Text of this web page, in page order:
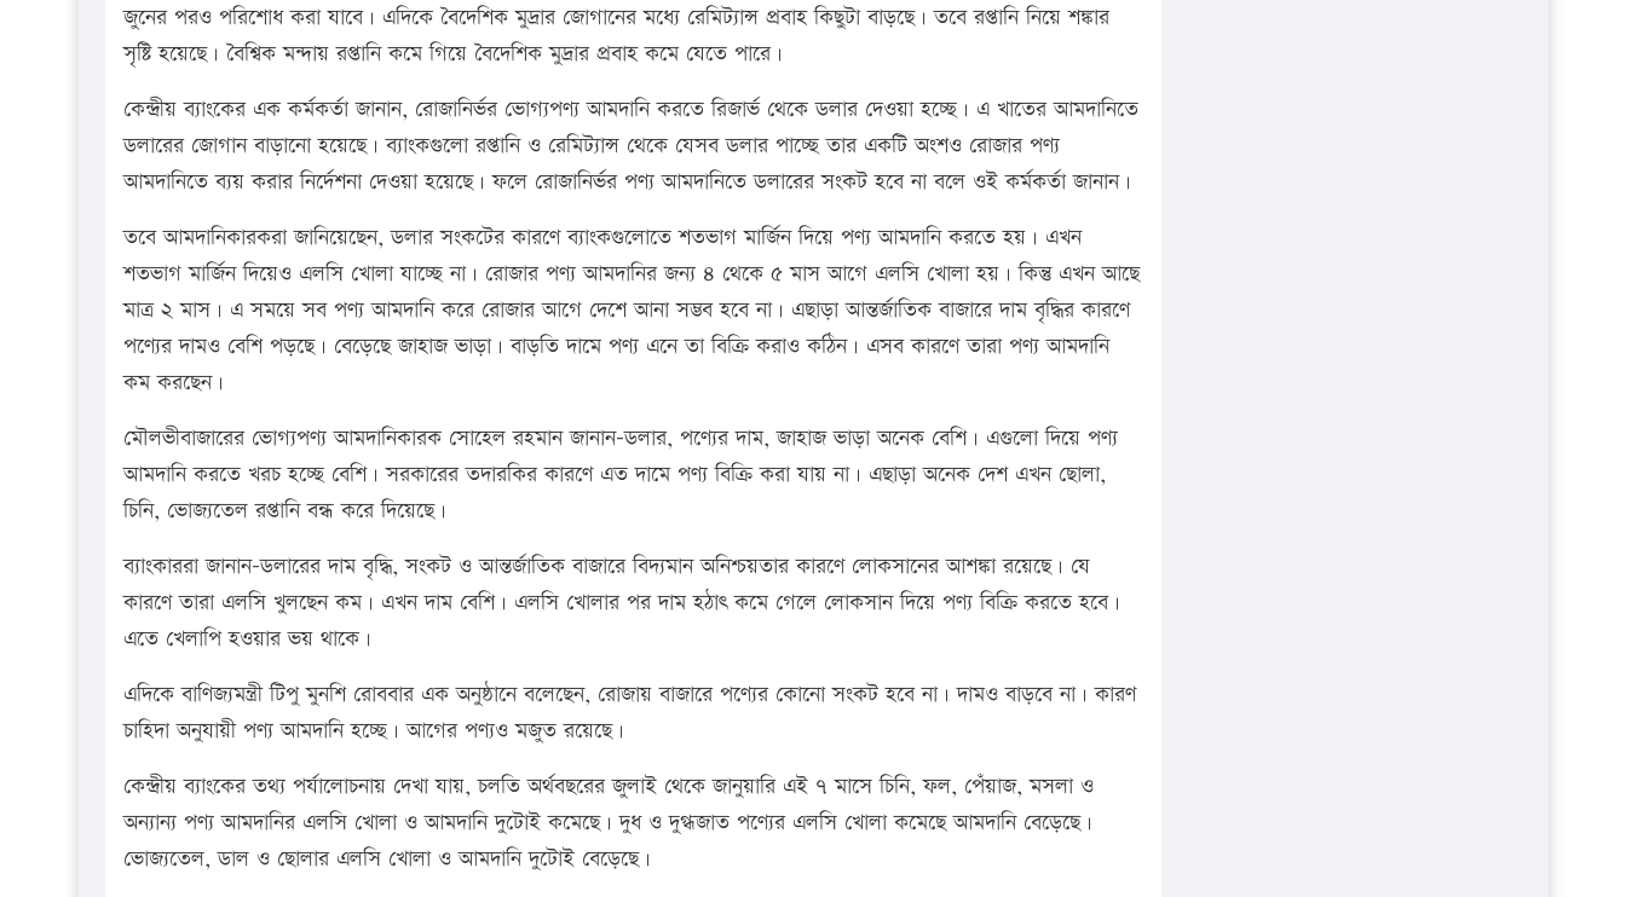
জুনের পরও পরিশোধ করা যাবে। এদিকে বৈদেশিক মুদ্রার জোগানের মধ্যে রেমিট্যান্স প্রবাহ কিছুটা বাড়ছে। তবে রপ্তানি নিয়ে শঙ্কার
সৃষ্টি হয়েছে। বৈশ্বিক মন্দায় রপ্তানি কমে গিয়ে বৈদেশিক মুদ্রার প্রবাহ কমে যেতে পারে।
কেন্দ্রীয় ব্যাংকের এক কর্মকর্তা জানান, রোজানির্ভর ভোগ্যপণ্য আমদানি করতে রিজার্ভ থেকে ডলার দেওয়া হচ্ছে। এ খাতের আমদানিতে
ডলারের জোগান বাড়ানো হয়েছে। ব্যাংকগুলো রপ্তানি ও রেমিট্যান্স থেকে যেসব ডলার পাচ্ছে তার একটি অংশও রোজার পণ্য
আমদানিতে ব্যয় করার নির্দেশনা দেওয়া হয়েছে। ফলে রোজানির্ভর পণ্য আমদানিতে ডলারের সংকট হবে না বলে ওই কর্মকর্তা জানান।
তবে আমদানিকারকরা জানিয়েছেন, ডলার সংকটের কারণে ব্যাংকগুলোতে শতভাগ মার্জিন দিয়ে পণ্য আমদানি করতে হয়। এখন
শতভাগ মার্জিন দিয়েও এলসি খোলা যাচ্ছে না। রোজার পণ্য আমদানির জন্য ৪ থেকে ৫ মাস আগে এলসি খোলা হয়। কিন্তু এখন আছে
মাত্র ২ মাস। এ সময়ে সব পণ্য আমদানি করে রোজার আগে দেশে আনা সম্ভব হবে না। এছাড়া আন্তর্জাতিক বাজারে দাম বৃদ্ধির কারণে
পণ্যের দামও বেশি পড়ছে। বেড়েছে জাহাজ ভাড়া। বাড়তি দামে পণ্য এনে তা বিক্রি করাও কঠিন। এসব কারণে তারা পণ্য আমদানি
কম করছেন।
মৌলভীবাজারের ভোগ্যপণ্য আমদানিকারক সোহেল রহমান জানান-ডলার, পণ্যের দাম, জাহাজ ভাড়া অনেক বেশি। এগুলো দিয়ে পণ্য
আমদানি করতে খরচ হচ্ছে বেশি। সরকারের তদারকির কারণে এত দামে পণ্য বিক্রি করা যায় না। এছাড়া অনেক দেশ এখন ছোলা,
চিনি, ভোজ্যতেল রপ্তানি বন্ধ করে দিয়েছে।
ব্যাংকাররা জানান-ডলারের দাম বৃদ্ধি, সংকট ও আন্তর্জাতিক বাজারে বিদ্যমান অনিশ্চয়তার কারণে লোকসানের আশঙ্কা রয়েছে। যে
কারণে তারা এলসি খুলছেন কম। এখন দাম বেশি। এলসি খোলার পর দাম হঠাৎ কমে গেলে লোকসান দিয়ে পণ্য বিক্রি করতে হবে।
এতে খেলাপি হওয়ার ভয় থাকে।
এদিকে বাণিজ্যমন্ত্রী টিপু মুনশি রোববার এক অনুষ্ঠানে বলেছেন, রোজায় বাজারে পণ্যের কোনো সংকট হবে না। দামও বাড়বে না। কারণ
চাহিদা অনুযায়ী পণ্য আমদানি হচ্ছে। আগের পণ্যও মজুত রয়েছে।
কেন্দ্রীয় ব্যাংকের তথ্য পর্যালোচনায় দেখা যায়, চলতি অর্থবছরের জুলাই থেকে জানুয়ারি এই ৭ মাসে চিনি, ফল, পেঁয়াজ, মসলা ও
অন্যান্য পণ্য আমদানির এলসি খোলা ও আমদানি দুটোই কমেছে। দুধ ও দুগ্ধজাত পণ্যের এলসি খোলা কমেছে আমদানি বেড়েছে।
ভোজ্যতেল, ডাল ও ছোলার এলসি খোলা ও আমদানি দুটোই বেড়েছে।